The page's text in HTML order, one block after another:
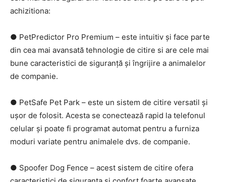
achizitiona:
● PetPredictor Pro Premium – este intuitiv și face parte
din cea mai avansată tehnologie de citire si are cele mai
bune caracteristici de siguranță și îngrijire a animalelor
de companie.
● PetSafe Pet Park – este un sistem de citire versatil și
ușor de folosit. Acesta se conectează rapid la telefonul
celular și poate fi programat automat pentru a furniza
moduri variate pentru animalele dvs. de companie.
● Spoofer Dog Fence – acest sistem de citire ofera